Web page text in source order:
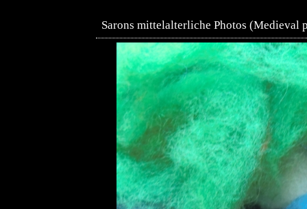
Sarons mittelalterliche Photos (Medieval